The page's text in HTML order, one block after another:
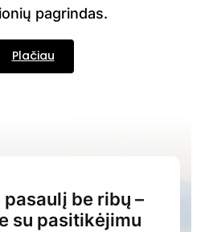
pagrindas.
Plačiau
be ribų –
su pasitikėjimu